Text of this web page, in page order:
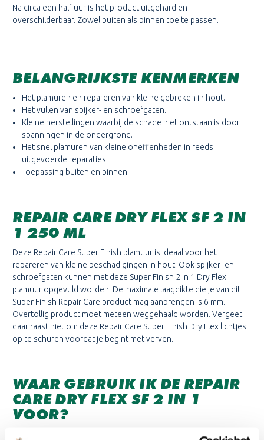
Na circa een half uur is het product uitgehard en
overschilderbaar. Zowel buiten als binnen toe te passen.
BELANGRIJKSTE KENMERKEN
Het plamuren en repareren van kleine gebreken in hout.
Het vullen van spijker- en schroefgaten.
Kleine herstellingen waarbij de schade niet ontstaan is door
spanningen in de ondergrond.
Het snel plamuren van kleine oneffenheden in reeds
uitgevoerde reparaties.
Toepassing buiten en binnen.
REPAIR CARE DRY FLEX SF 2 IN
1 250 ML
Deze Repair Care Super Finish plamuur is ideaal voor het
repareren van kleine beschadigingen in hout. Ook spijker- en
schroefgaten kunnen met deze Super Finish 2 in 1 Dry Flex
plamuur opgevuld worden. De maximale laagdikte die je van dit
Super Finish Repair Care product mag aanbrengen is 6 mm.
Overtollig product moet meteen weggehaald worden. Vergeet
daarnaast niet om deze Repair Care Super Finish Dry Flex lichtjes
op te schuren voordat je begint met verven.
WAAR GEBRUIK IK DE REPAIR
CARE DRY FLEX SF 2 IN 1
VOOR?
De producten van dit merk staan erom bekend zowel snel